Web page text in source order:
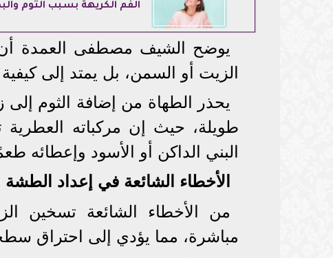
الفم الكريهة بسبب الثوم
يوضح الشيف مصطفى العمدة
الزيت أو السمن، بل يمتد إلى
يحذر الطهاة من إضافة الثوم
طويلة، حيث إن مركباته العطرية
البني الداكن أو الأسود وإعطائه
الأخطاء الشائعة في إعداد
من الأخطاء الشائعة تسخين
مباشرة، مما يؤدي إلى احتراق